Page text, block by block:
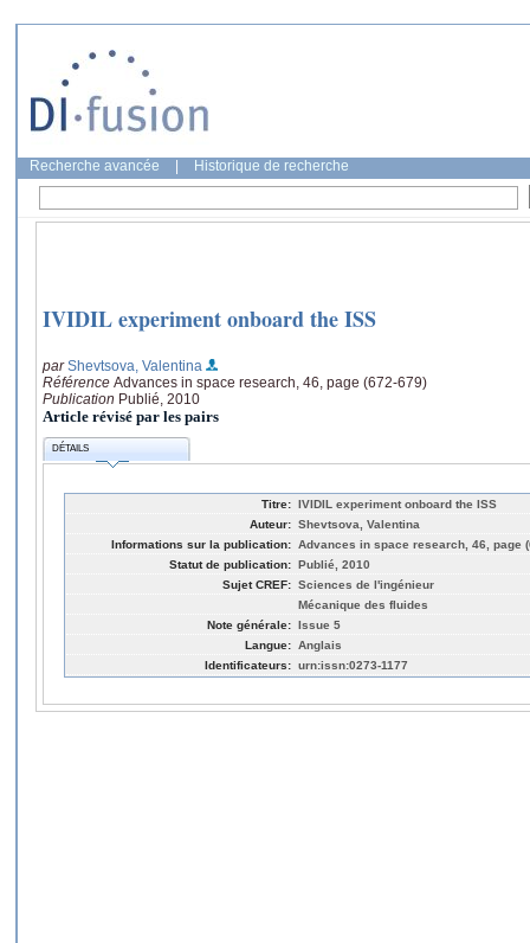
Recherche avancée Historique de recherche
IVIDIL experiment onboard the ISS
parShevtsova, Valentina
Référence Advances in space research, 46, page (672-679)
Publication Publié, 2010
Article révisé par les pairs
DÉTAILS
Titre: IVIDIL experiment onboard the ISS
Auteur: Shevtsova, Valentina
Informations sur la publication: Advances in space research, 46, page
Statut de publication: Publié, 2010
Sujet CREF: Sciences de l'ingénieur
Mécanique des fluides
Note générale: Issue 5
Langue: Anglais
Identificateurs: urn:issn:0273-1177